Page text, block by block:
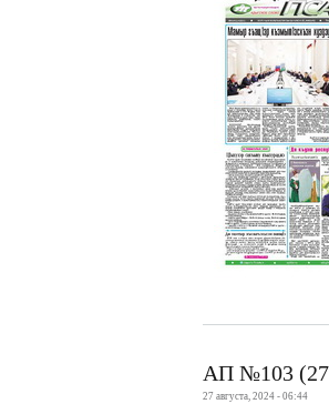
АП №103
27 августа, 2024 - 06:44